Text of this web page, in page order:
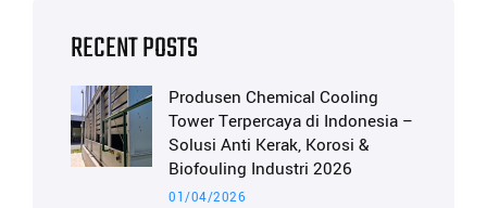
RECENT POSTS
Produsen Chemical Cooling
Tower Terpercaya di Indonesia –
Solusi Anti Kerak, Korosi &
Biofouling Industri 2026
01/04/2026